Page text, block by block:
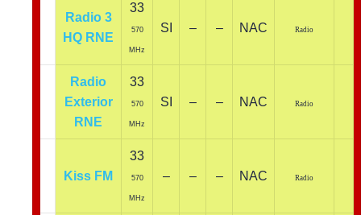
Radio 3
HQ RNE
33
570
MHz
SI – – NAC Radio
Radio
Exterior
RNE
33
570
MHz
SI – – NAC Radio
Kiss FM
33
570
MHz
– – – NAC Radio